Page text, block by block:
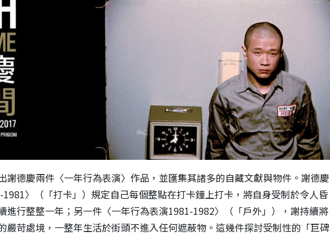
謝德慶兩件〈一年行為表演〉作品，並匯集其諸多的自藏文獻與物件。 謝德慶
1981〉（「打卡」）規定自己每個整點在打卡鐘上打卡，將自身受制於令人昏
進行整整一年；另一件〈一年行為表演1981-1982〉（「戶外」），謝持續將
嚴苛處境，一整年生活於街頭不進入任何遮蔽物。 這幾件探討受制性的「巨碑